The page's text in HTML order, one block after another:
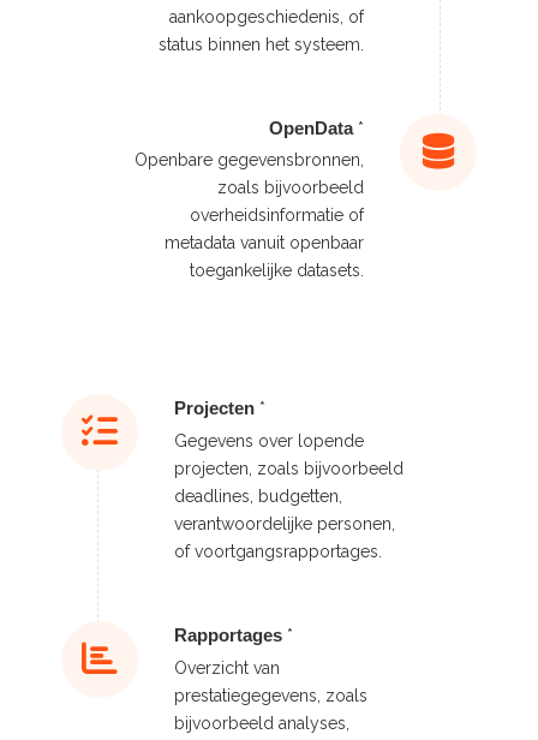
aankoopgeschiedenis, of
status binnen het systeem.
OpenData*
Openbare gegevensbronnen,
zoals bijvoorbeeld
overheidsinformatie of
metadata vanuit openbaar
toegankelijke datasets.
Projecten*
Gegevens over lopende
projecten, zoals bijvoorbeeld
deadlines, budgetten,
verantwoordelijke personen,
of voortgangsrapportages.
Rapportages*
Overzicht van
prestatiegegevens, zoals
bijvoorbeeld analyses,